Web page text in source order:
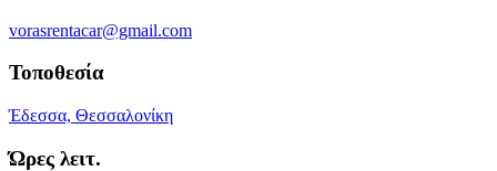
vorasrentacar@gmail.com
Τοποθεσία
Έδεσσα, Θεσσαλονίκη
Ώρες λειτ.